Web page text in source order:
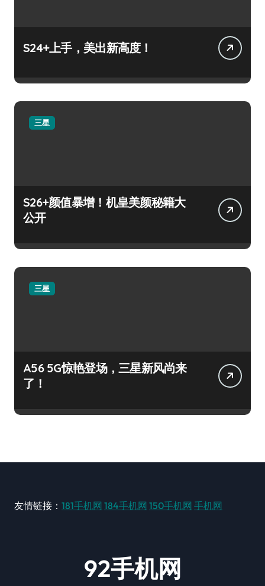
S24+上手，美出新高度！
三星
S26+颜值暴增！机皇美颜秘籍大
公开
三星
A56 5G惊艳登场，三星新风尚来
了！
友情链接： 181手机网 184手机网 150手机网 手机网
92手机网